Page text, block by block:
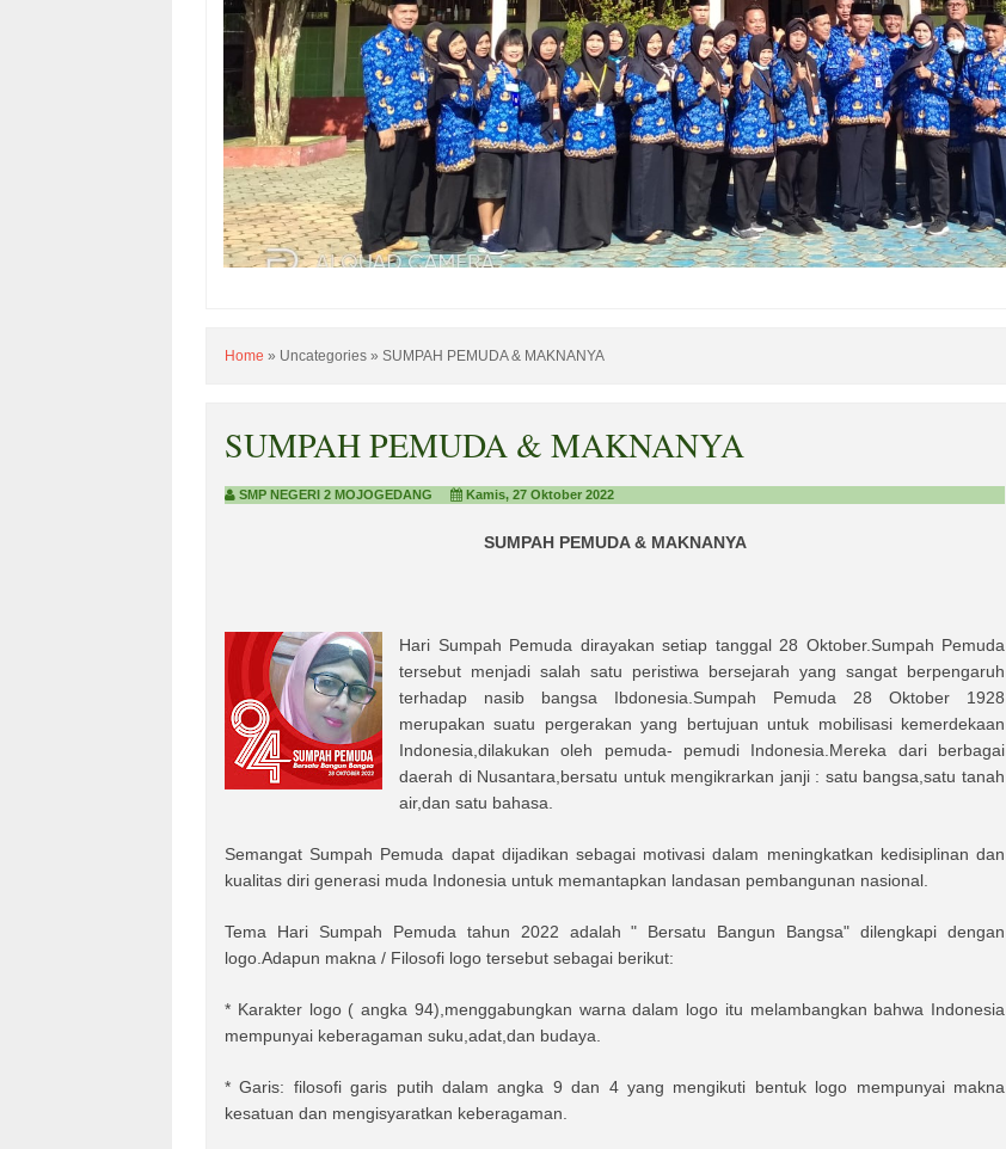
Home » Uncategories » SUMPAH PEMUDA & MAKNANYA
SUMPAH PEMUDA & MAKNANYA
SMP NEGERI 2 MOJOGEDANG Kamis, 27 Oktober 2022
SUMPAH PEMUDA & MAKNANYA
Hari Sumpah Pemuda dirayakan setiap tanggal 28 Oktober.Sumpah Pemuda
tersebut menjadi salah satu peristiwa bersejarah yang sangat berpengaruh
terhadap nasib bangsa Ibdonesia.Sumpah Pemuda 28 Oktober 1928
merupakan suatu pergerakan yang bertujuan untuk mobilisasi kemerdekaan
Indonesia,dilakukan oleh pemuda- pemudi Indonesia.Mereka dari berbagai
daerah di Nusantara,bersatu untuk mengikrarkan janji : satu bangsa,satu tanah
air,dan satu bahasa.
Semangat Sumpah Pemuda dapat dijadikan sebagai motivasi dalam meningkatkan kedisiplinan dan
kualitas diri generasi muda Indonesia untuk memantapkan landasan pembangunan nasional.
Tema Hari Sumpah Pemuda tahun 2022 adalah " Bersatu Bangun Bangsa" dilengkapi dengan
logo.Adapun makna / Filosofi logo tersebut sebagai berikut:
* Karakter logo ( angka 94),menggabungkan warna dalam logo itu melambangkan bahwa Indonesia
mempunyai keberagaman suku,adat,dan budaya.
* Garis: filosofi garis putih dalam angka 9 dan 4 yang mengikuti bentuk logo mempunyai makna
kesatuan dan mengisyaratkan keberagaman.